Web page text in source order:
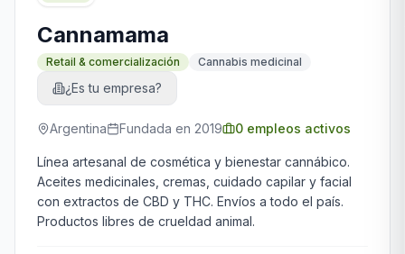
Cannamama
Retail & comercialización Cannabis medicinal
¿Es tu empresa?
Argentina Fundada en 2019 0 empleos activos
Línea artesanal de cosmética y bienestar cannábico.
Aceites medicinales, cremas, cuidado capilar y facial
con extractos de CBD y THC. Envíos a todo el país.
Productos libres de crueldad animal.